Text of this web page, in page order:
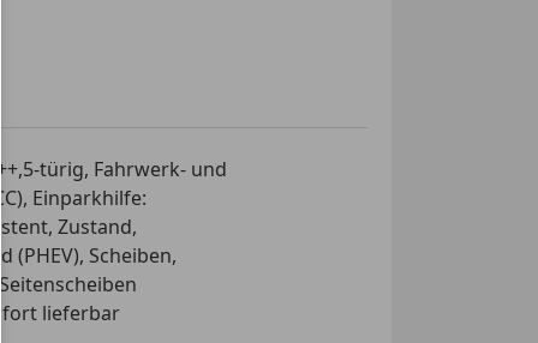
selbstlenkendes System
Sensoren hinten
vorne
türig, Fahrwerk- und
Einparkhilfe:
Zustand,
(PHEV), Scheiben,
lieferbar